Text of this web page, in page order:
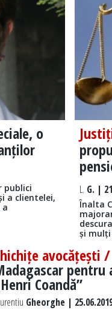
o
publici
a clientelei,
a
L. G. |
Înalta
și mulți
avocățești /
pentru
Coandă”
Gheorghe |